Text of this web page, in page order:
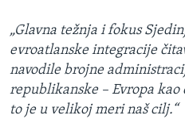
„Glavna težnja i fokus
evroatlanske integracije
navodile brojne
republikanske – Evropa
to je u velikoj meri naš cilj.“